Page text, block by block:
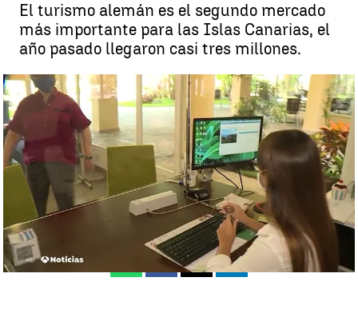
El turismo alemán es el segundo mercado
más importante para las Islas Canarias, el
año pasado llegaron casi tres millones.
Canarias mira ya hacia su temporada fuerte que comienza en otoño
tras un verano atípico |Antena 3 Noticias
Antena 3 Noticias
Publicado:
16 de agosto de 2020, 16:46
WhatsappFacebook
X Linkedin